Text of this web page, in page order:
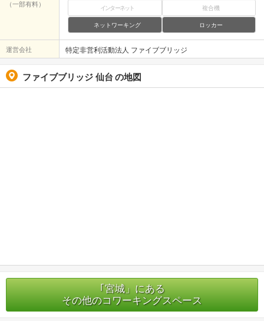
（一部有料）
インターネット 複合機
ネットワーキング ロッカー
運営会社 特定非営利活動法人 ファイブブリッジ
ファイブブリッジ 仙台 の地図
｢宮城」にある
その他のコワーキングスペース